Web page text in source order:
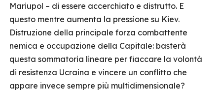
Mariupol – di essere accerchiato e distrutto. E
questo mentre aumenta la pressione su Kiev.
Distruzione della principale forza combattente
nemica e occupazione della Capitale: basterà
questa sommatoria lineare per fiaccare la volontà
di resistenza Ucraina e vincere un conflitto che
appare invece sempre più multidimensionale?